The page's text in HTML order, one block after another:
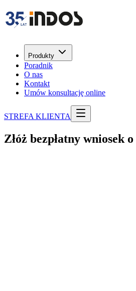
Produkty
Poradnik
O nas
Kontakt
Umów konsultację online
STREFA KLIENTA
Złóż bezpłatny wniosek o